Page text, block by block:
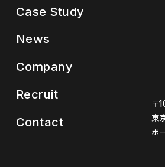
Case Study
News
Company
Recruit
Contact
〒
東
ポ